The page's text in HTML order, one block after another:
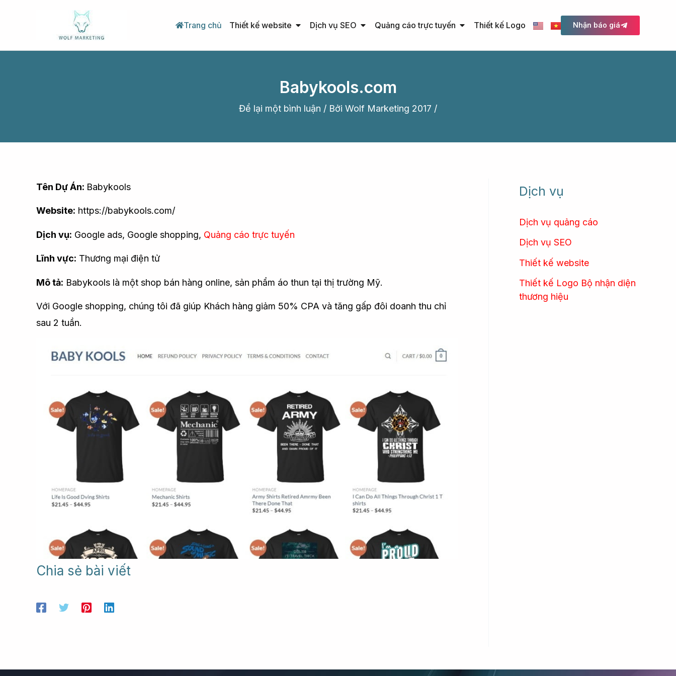
Trang chủ Thiết kế website Open Thiết kế website
Dịch vụ SEO Open Dịch vụ SEO
Quảng cáo trực tuyến Open Quảng cáo trực tuyến
Thiết kế Logo Nhận báo giá
Babykools.com
Để lại một bình luận / Bởi Wolf Marketing 2017 /
Tên Dự Án: Babykools
Website: https://babykools.com/
Dịch vụ: Google ads, Google shopping, Quảng cáo trực tuyến
Lĩnh vực: Thương mại điện tử
Mô tả: Babykools là một shop bán hàng online, sản phẩm áo thun tại thị trường Mỹ.
Với Google shopping, chúng tôi đã giúp Khách hàng giảm 50% CPA và tăng gấp đôi doanh thu chỉ
sau 2 tuần.
Chia sẻ bài viết
Dịch vụ
Dịch vụ quảng cáo
Dịch vụ SEO
Thiết kế website
Thiết kế Logo Bộ nhận diện
thương hiệu